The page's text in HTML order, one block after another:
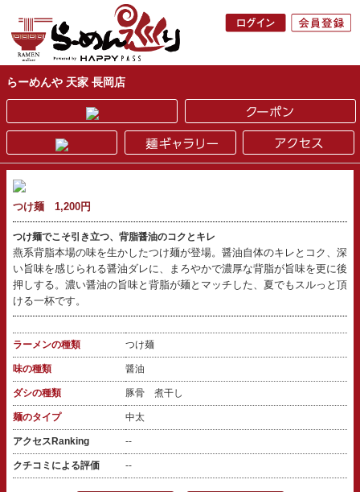
らーめんや 天家 長岡店
つけ麺 1,200円
つけ麺でこそ引き立つ、背脂醤油のコクとキレ
燕系背脂本場の味を生かしたつけ麺が登場。醤油自体のキレとコク、深
い旨味を感じられる醤油ダレに、まろやかで濃厚な背脂が旨味を更に後
押しする。濃い醤油の旨味と背脂が麺とマッチした、夏でもスルっと頂
ける一杯です。
ラーメンの種類 つけ麺
味の種類 醤油
ダシの種類 豚骨 煮干し
麺のタイプ 中太
アクセスRanking --
クチコミによる評価 --